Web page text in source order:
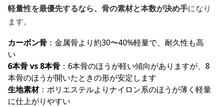
軽量性を最優先するなら、骨の素材と本数が決め手になり
ます。
カーボン骨 ：金属骨より約30〜40%軽量で、耐久性も高
い
6本骨 vs 8本骨 ：6本骨のほうが軽い傾向がありますが、8
本骨のほうが開いたときの形が安定します
生地素材：ポリエステルよりナイロン系のほうが薄く軽量
に仕上がりやすい